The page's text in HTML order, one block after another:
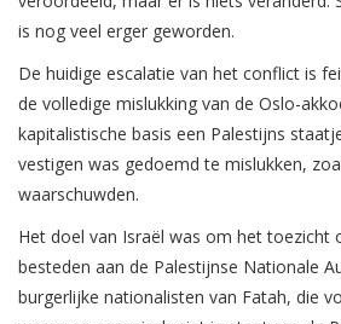
is nog veel erger geworden.
De huidige escalatie van het conflict is
de volledige mislukking van de Oslo-
kapitalistische basis een Palestijns
vestigen was gedoemd te mislukken,
waarschuwden.
Het doel van Israël was om het toezicht
besteden aan de Palestijnse Nationale
burgerlijke nationalisten van Fatah, die